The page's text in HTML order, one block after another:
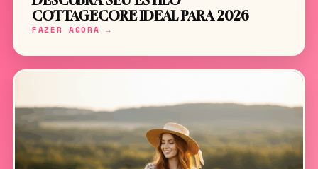
COTTAGECORE IDEAL PARA 2026
FAZER AGORA →